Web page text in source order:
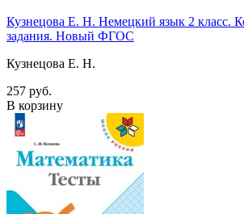
Кузнецова Е. Н. Немецкий язык 2 класс.
задания. Новый ФГОС
Кузнецова Е. Н.
257 руб.
В корзину